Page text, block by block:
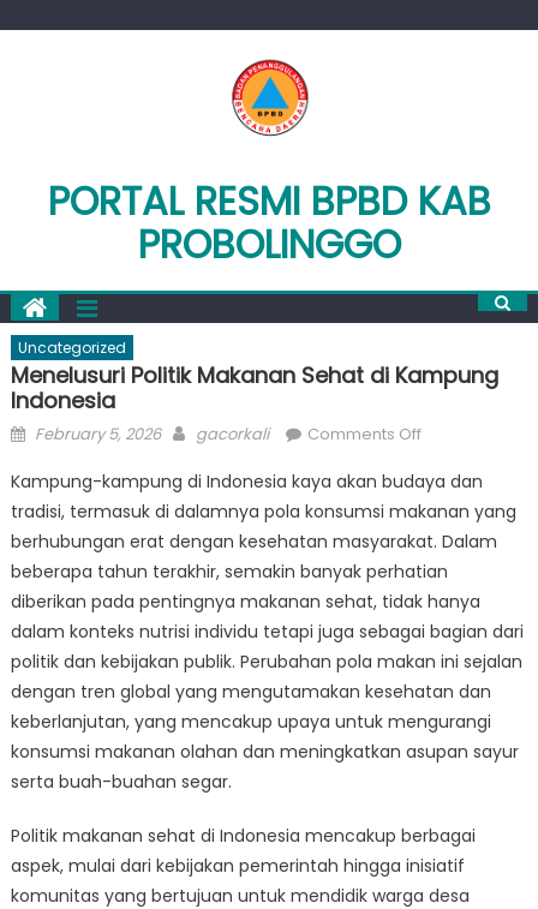
PORTAL RESMI BPBD KAB
PROBOLINGGO
Uncategorized
Menelusuri Politik Makanan Sehat di Kampung
Indonesia
Posted
February 5, 2026 Author
gacorkali Comments Offon
Politik
Makanan
Sehat
di
Kampung
Indonesia
Kampung-kampung di Indonesia kaya akan budaya dan
tradisi, termasuk di dalamnya pola konsumsi makanan yang
berhubungan erat dengan kesehatan masyarakat. Dalam
beberapa tahun terakhir, semakin banyak perhatian
diberikan pada pentingnya makanan sehat, tidak hanya
dalam konteks nutrisi individu tetapi juga sebagai bagian dari
politik dan kebijakan publik. Perubahan pola makan ini sejalan
dengan tren global yang mengutamakan kesehatan dan
keberlanjutan, yang mencakup upaya untuk mengurangi
konsumsi makanan olahan dan meningkatkan asupan sayur
serta buah-buahan segar.
Politik makanan sehat di Indonesia mencakup berbagai
aspek, mulai dari kebijakan pemerintah hingga inisiatif
komunitas yang bertujuan untuk mendidik warga desa